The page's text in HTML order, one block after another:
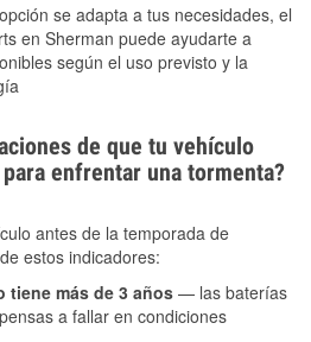
se adapta a tus necesidades, el
en Sherman puede ayudarte a
según el uso previsto y la
de que tu vehículo
enfrentar una tormenta?
antes de la temporada de
estos indicadores:
tiene más de 3 años — las baterías
a fallar en condiciones